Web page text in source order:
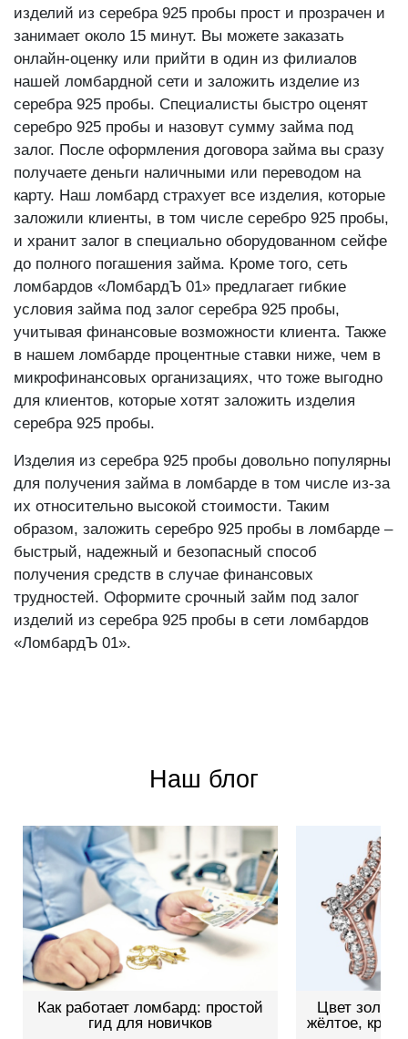
изделий из серебра 925 пробы прост и прозрачен и
занимает около 15 минут. Вы можете заказать
онлайн-оценку или прийти в один из филиалов
нашей ломбардной сети и заложить изделие из
серебра 925 пробы. Специалисты быстро оценят
серебро 925 пробы и назовут сумму займа под
залог. После оформления договора займа вы сразу
получаете деньги наличными или переводом на
карту. Наш ломбард страхует все изделия, которые
заложили клиенты, в том числе серебро 925 пробы,
и хранит залог в специально оборудованном сейфе
до полного погашения займа. Кроме того, сеть
ломбардов «ЛомбардЪ 01» предлагает гибкие
условия займа под залог серебра 925 пробы,
учитывая финансовые возможности клиента. Также
в нашем ломбарде процентные ставки ниже, чем в
микрофинансовых организациях, что тоже выгодно
для клиентов, которые хотят заложить изделия
серебра 925 пробы.
Изделия из серебра 925 пробы довольно популярны
для получения займа в ломбарде в том числе из-за
их относительно высокой стоимости. Таким
образом, заложить серебро 925 пробы в ломбарде –
быстрый, надежный и безопасный способ
получения средств в случае финансовых
трудностей. Оформите срочный займ под залог
изделий из серебра 925 пробы в сети ломбардов
«ЛомбардЪ 01».
Наш блог
Как работает ломбард: простой
гид для новичков
Цвет
жёлтое,